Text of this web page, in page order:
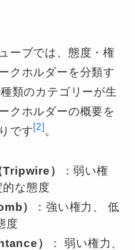
ーブでは、態度・権
クホルダーを分類す
類のカテゴリーが生
クホルダーの概要を
です[2] 。
Tripwire）
：弱い権
な態度
）
：強い権力、 低
度
）
： 弱い権力、